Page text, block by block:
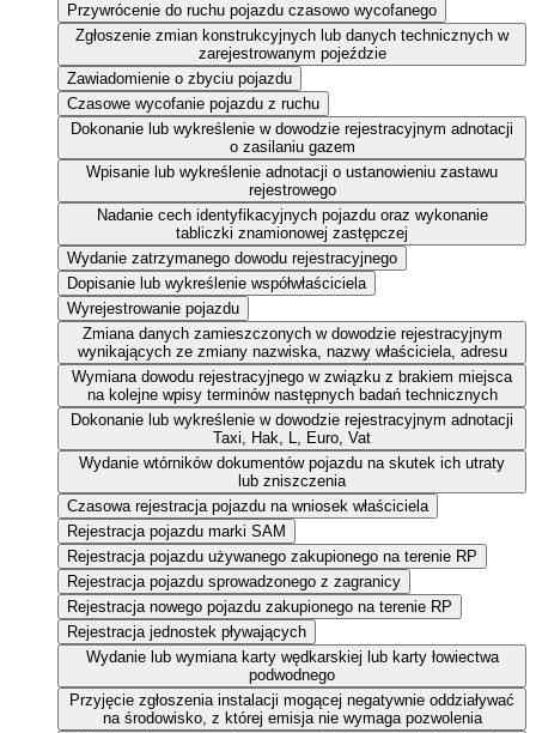
Przywrócenie do ruchu pojazdu czasowo wycofanego
Zgłoszenie zmian konstrukcyjnych lub danych technicznych w
zarejestrowanym pojeździe
Zawiadomienie o zbyciu pojazdu
Czasowe wycofanie pojazdu z ruchu
Dokonanie lub wykreślenie w dowodzie rejestracyjnym adnotacji
o zasilaniu gazem
Wpisanie lub wykreślenie adnotacji o ustanowieniu zastawu
rejestrowego
Nadanie cech identyfikacyjnych pojazdu oraz wykonanie
tabliczki znamionowej zastępczej
Wydanie zatrzymanego dowodu rejestracyjnego
Dopisanie lub wykreślenie współwłaściciela
Wyrejestrowanie pojazdu
Zmiana danych zamieszczonych w dowodzie rejestracyjnym
wynikających ze zmiany nazwiska, nazwy właściciela, adresu
Wymiana dowodu rejestracyjnego w związku z brakiem miejsca
na kolejne wpisy terminów następnych badań technicznych
Dokonanie lub wykreślenie w dowodzie rejestracyjnym adnotacji
Taxi, Hak, L, Euro, Vat
Wydanie wtórników dokumentów pojazdu na skutek ich utraty
lub zniszczenia
Czasowa rejestracja pojazdu na wniosek właściciela
Rejestracja pojazdu marki SAM
Rejestracja pojazdu używanego zakupionego na terenie RP
Rejestracja pojazdu sprowadzonego z zagranicy
Rejestracja nowego pojazdu zakupionego na terenie RP
Rejestracja jednostek pływających
Wydanie lub wymiana karty wędkarskiej lub karty łowiectwa
podwodnego
Przyjęcie zgłoszenia instalacji mogącej negatywnie oddziaływać
na środowisko, z której emisja nie wymaga pozwolenia